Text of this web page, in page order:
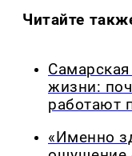
Читайте
жизни:
работают
«Именно